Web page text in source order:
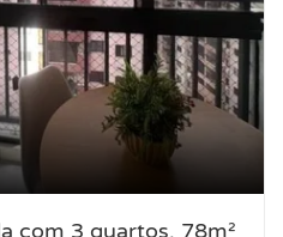
com 3 quartos, 78m²